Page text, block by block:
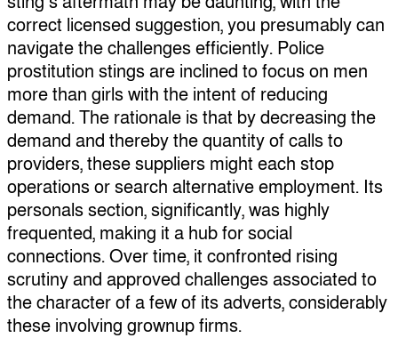
correct licensed suggestion, you presumably can
navigate the challenges efficiently. Police
prostitution stings are inclined to focus on men
more than girls with the intent of reducing
demand. The rationale is that by decreasing the
demand and thereby the quantity of calls to
providers, these suppliers might each stop
operations or search alternative employment. Its
personals section, significantly, was highly
frequented, making it a hub for social
connections. Over time, it confronted rising
scrutiny and approved challenges associated to
the character of a few of its adverts, considerably
these involving grownup firms.